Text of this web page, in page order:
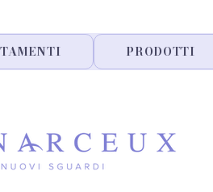
PRODOTTI